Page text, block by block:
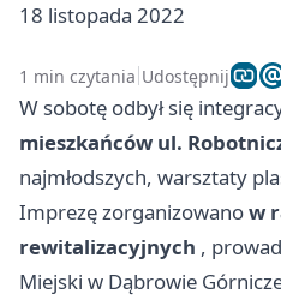
18 listopada 2022
1 min czytania Udostępnij
W sobotę odbył się
mieszkańców ul.
najmłodszych, warsztaty
Imprezę zorganizowanow
rewitalizacyjnych ,
Miejski w Dąbrowie